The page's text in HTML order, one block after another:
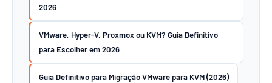
2026
VMware, Hyper-V, Proxmox ou KVM? Guia Definitivo
para Escolher em 2026
Guia Definitivo para Migração VMware para KVM (2026)